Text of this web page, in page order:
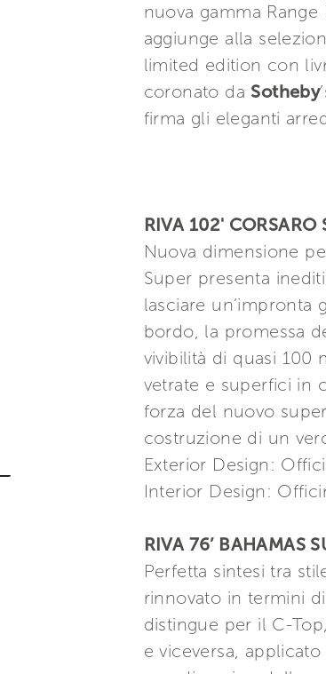
nuova gamma
aggiunge alla
limited edition con
coronato da Sotheby
firma gli eleganti
RIVA 102' CORSARO
Nuova dimensione
Super presenta
lasciare
bordo, la promessa
vivibilità di quasi 100
vetrate e superfici in
forza del nuovo
costruzione di un
Exterior Design:
Interior Design:
RIVA 76’ BAHAMAS
Perfetta sintesi tra
rinnovato in termini
distingue per il C-
e viceversa,